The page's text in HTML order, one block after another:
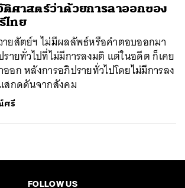
ศาสตร์ว่าด้วยการลาออกของ
ไทย
ายสัตย์ฯ ไม่มีผลลัพธ์หรือคำตอบออกมา
รายทั่วไปที่ไม่มีการลงมติ แต่ในอดีต ก็เคย
อก หลังการอภิปรายทั่วไปโดยไม่มีการลง
สกดดันจากสังคม
ศรี
FOLLOW US